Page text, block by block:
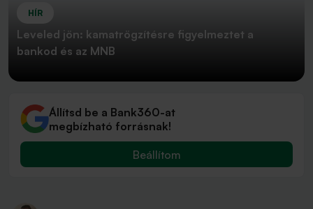
HÍR
Leveled jön: kamatrögzítésre figyelmeztet a
bankod és az MNB
Állítsd be a Bank360-at
megbízható forrásnak!
Beállítom